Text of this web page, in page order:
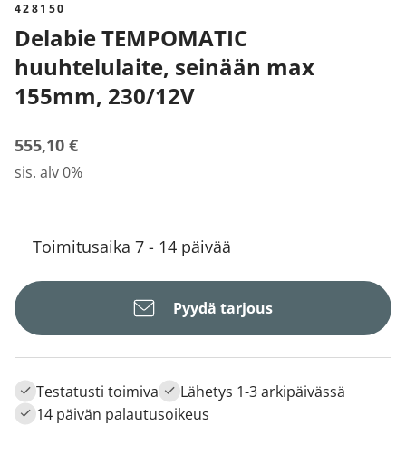
428150
Delabie TEMPOMATIC
huuhtelulaite, seinään max
155mm, 230/12V
555,10 €
sis. alv 0%
Toimitusaika 7 - 14 päivää
Pyydä tarjous
Testatusti toimiva
Lähetys 1-3 arkipäivässä
14 päivän palautusoikeus